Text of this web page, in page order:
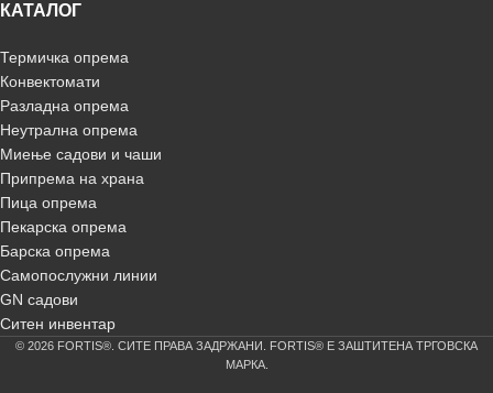
КАТАЛОГ
Термичка опрема
Конвектомати
Разладна опрема
Неутрална опрема
Миење садови и чаши
Припрема на храна
Пица опрема
Пекарска опрема
Барска опрема
Самопослужни линии
GN садови
Ситен инвентар
© 2026 FORTIS®. СИТЕ ПРАВА ЗАДРЖАНИ. FORTIS® Е ЗАШТИТЕНА ТРГОВСКА
МАРКА.